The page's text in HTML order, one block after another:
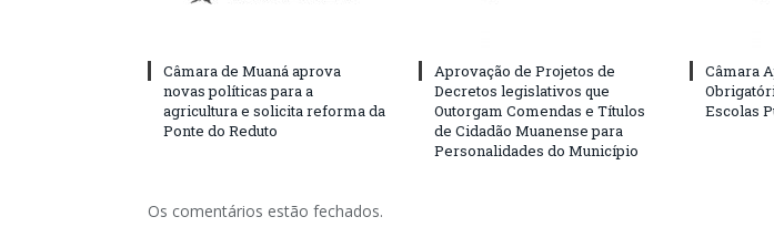
Câmara de Muaná aprova
novas políticas para a
agricultura e solicita reforma da
Ponte do Reduto
Aprovação de Projetos de
Decretos legislativos que
Outorgam Comendas e Títulos
de Cidadão Muanense para
Personalidades do Município
Câmara
Escolas
Os comentários estão fechados.